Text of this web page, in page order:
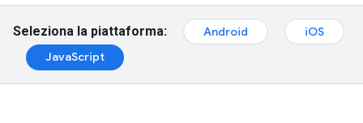
Seleziona la piattaforma: Android
iOS
JavaScript